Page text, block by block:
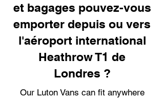
et bagages pouvez-vous
emporter depuis ou vers
l'aéroport international
Heathrow T1 de
Londres ?
Our Luton Vans can fit anywhere